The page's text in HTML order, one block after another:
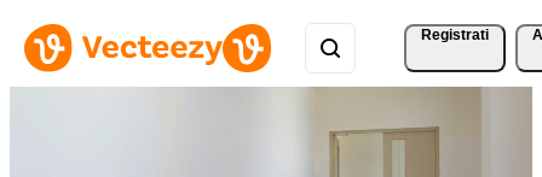
Registrati